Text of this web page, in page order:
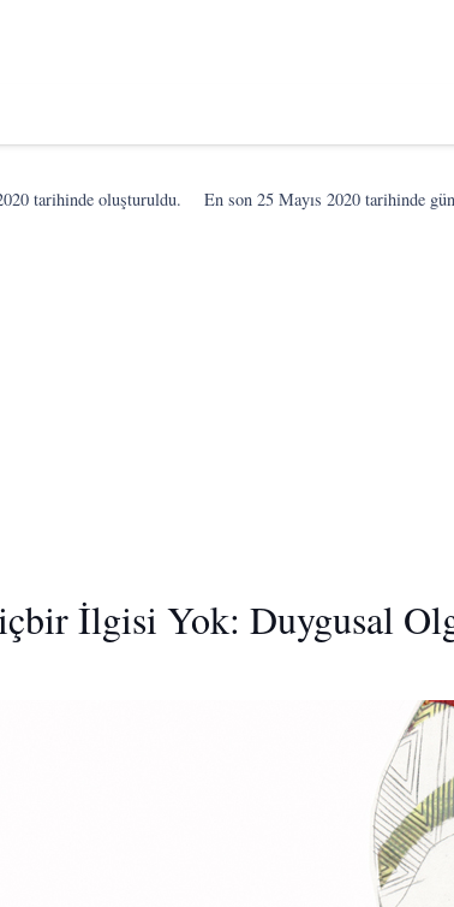
tarihinde oluşturuldu. En son25 Mayıs 2020 tarihinde
İlgisi Yok: Duygusal